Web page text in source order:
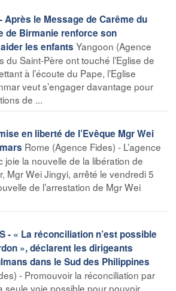
Après le Message de Carême du
de Birmanie renforce son
les enfants Yangoon (Agence
du Saint-Père ont touché l’Eglise de
à l’écoute du Pape, l’Eglise
veut s’engager davantage pour
de ...
en liberté de l’Evêque Mgr Wei
Rome (Agence Fides) - L’agence
joie la nouvelle de la libération de
Mgr Wei Jingyi, arrêté le vendredi 5
de l’arrestation de Mgr Wei
- « La réconciliation n’est possible
», déclarent les dirigeants
dans le Sud des Philippines
- Promouvoir la réconciliation par
seule voie possible pour pouvoir